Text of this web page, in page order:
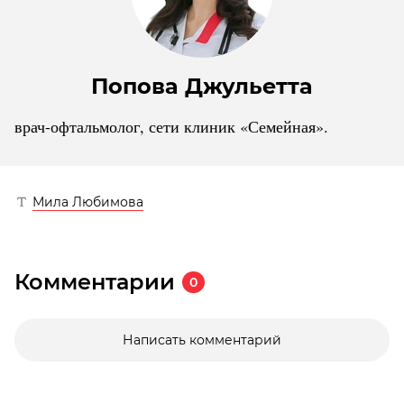
Попова Джульетта
врач-офтальмолог, сети клиник «Семейная».
Мила Любимова
Комментарии 0
Написать комментарий